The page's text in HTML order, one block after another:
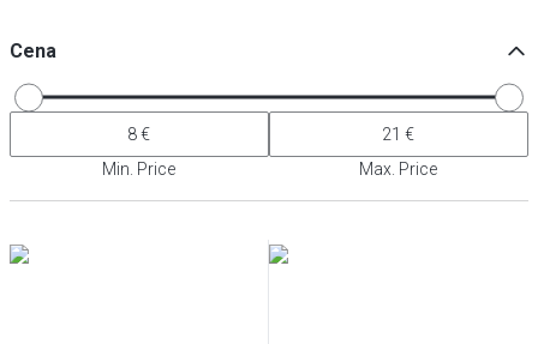
Cena
Min. Price Max. Price